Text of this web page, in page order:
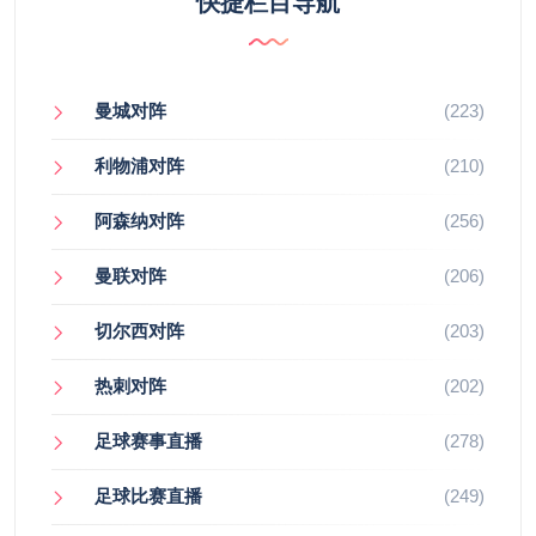
曼城对阵 (223)
利物浦对阵 (210)
阿森纳对阵 (256)
曼联对阵 (206)
切尔西对阵 (203)
热刺对阵 (202)
足球赛事直播 (278)
足球比赛直播 (249)